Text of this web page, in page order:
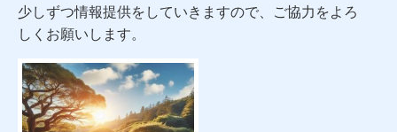
少しずつ情報提供をしていきますので、ご協力をよろ
しくお願いします。